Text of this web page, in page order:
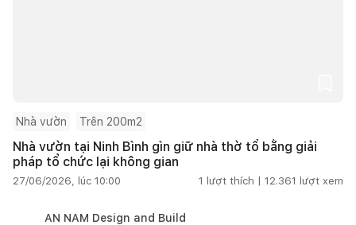
Nhà vườn Trên 200m2
Nhà vườn tại Ninh Bình gìn giữ nhà thờ tổ bằng giải
pháp tổ chức lại không gian
27/06/2026, lúc 10:00 1 lượt thích | 12.361 lượt xem
AN NAM Design and Build